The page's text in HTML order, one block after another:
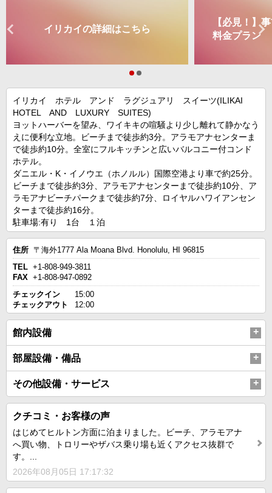
イリカイの詳細はこちら
【必見！】
料金プラン
イリカイ ホテル アンド ラグジュアリ スイーツ(ILIKAI
HOTEL AND LUXURY SUITES)
ヨットハーバーを望み、ワイキキの喧騒より少し離れて静かなう
えに便利な立地。ビーチまで徒歩約3分。アラモアナセンターま
で徒歩約10分。全室にフルキッチンと広いバルコニー付コンド
ホテル。
ダニエル・K・イノウエ（ホノルル）国際空港より車で約25分。
ビーチまで徒歩約3分、アラモアナセンターまで徒歩約10分、ア
ラモアナビーチパークまで徒歩約7分、ロイヤルハワイアンセン
ターまで徒歩約16分。
駐車場:有り 1台 １泊
住所 〒海外1777 Ala Moana Blvd. Honolulu, HI 96815
TEL
FAX
+1-808-949-3811
+1-808-947-0892
チェックイン
15:00
チェックアウト
12:00
館内設備
部屋設備・備品
その他設備・サービス
クチコミ・お客様の声
はじめてヒルトン方面に泊まりました。ビーチ、アラモアナ
へ買い物、トロリーやザバス乗り場も近くアクセス抜群で
す。...
2026年08月05日 17:17:32